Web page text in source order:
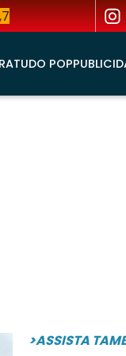
TUDO POP
>ASSISTA